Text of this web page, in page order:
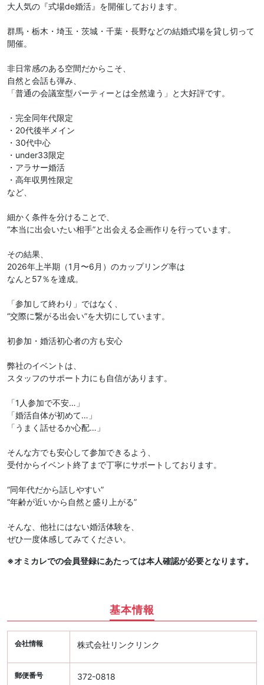
大人気の『式場de婚活』を開催しております。
群馬・栃木・埼玉・茨城・千葉・長野などの結婚式場を貸し切って
開催。
非日常感のある空間だからこそ、
自然と会話も弾み、
「普通の会議室型パーティーとは全然違う」と大好評です。
・完全同年代限定
・20代後半メイン
・30代中心
・under33限定
・アラサー婚活
・高年収男性限定
など、
細かく条件を分けることで、
“本当に出会いたい相手”と出会える企画作りを行っています。
その結果、
2026年上半期（1月〜6月）のカップリング率は
なんと57％を達成。
「参加して終わり」ではなく、
“交際に繋がる出会い”を大切にしています。
初参加・婚活初心者の方も安心
弊社のイベントは、
スタッフのサポート力にも自信があります。
「1人参加で不安…」
「婚活自体が初めて…」
「うまく話せるか心配…」
そんな方でも安心して参加できるよう、
受付からイベント終了まで丁寧にサポートしております。
“同年代だから話しやすい”
“年齢が近いから自然と盛り上がる”
そんな、他社にはない婚活体験を、
ぜひ一度体感してみてください。
※オミカレでの会員登録にあたっては本人確認が必要となります。
基本情報
会社情報 株式会社リンクリンク
郵便番号 372-0818